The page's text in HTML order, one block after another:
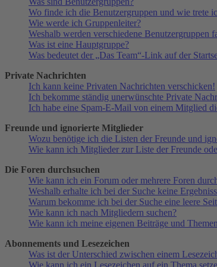
Wo finde ich die Benutzergruppen und wie trete
Wie werde ich Gruppenleiter?
Weshalb werden verschiedene Benutzergruppen
Was ist eine Hauptgruppe?
Was bedeutet der „Das Team“-Link auf der
Private Nachrichten
Ich kann keine Privaten Nachrichten verschicken!
Ich bekomme ständig unerwünschte Private
Ich habe eine Spam-E-Mail von einem Mitglied
Freunde und ignorierte Mitglieder
Wozu benötige ich die Listen der Freunde und
Wie kann ich Mitglieder zur Liste der Freunde
Die Foren durchsuchen
Wie kann ich ein Forum oder mehrere Foren
Weshalb erhalte ich bei der Suche keine
Warum bekomme ich bei der Suche eine leere
Wie kann ich nach Mitgliedern suchen?
Wie kann ich meine eigenen Beiträge und
Abonnements und Lesezeichen
Was ist der Unterschied zwischen einem